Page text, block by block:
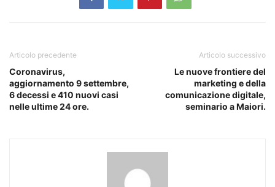
Articolo precedente
Coronavirus,
aggiornamento 9 settembre,
6 decessi e 410 nuovi casi
nelle ultime 24 ore.
Articolo successivo
Le nuove frontiere del
marketing e della
comunicazione digitale,
seminario a Maiori.